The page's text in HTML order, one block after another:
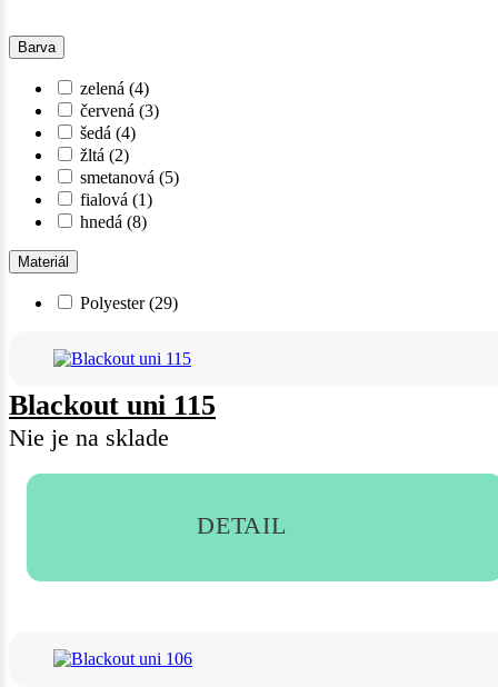
Barva
zelená (4)
červená (3)
šedá (4)
žltá (2)
smetanová (5)
fialová (1)
hnedá (8)
Materiál
Polyester (29)
Blackout uni 115
Nie je na sklade
DETAIL